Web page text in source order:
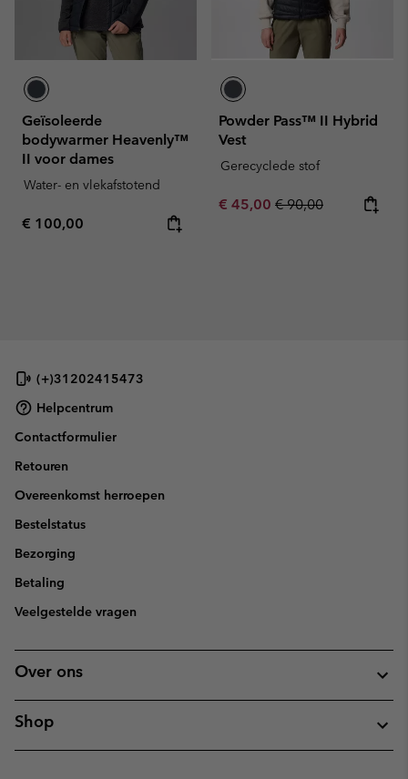
Geïsoleerde
bodywarmer Heavenly™
II voor dames
Water- en vlekafstotend
Regular price:
€ 100,00
Powder Pass™ II Hybrid
Vest
Gerecyclede stof
Sale price:
€ 45,00 Regular price:
€ 90,00
(+)31202415473
Helpcentrum
Contactformulier
Retouren
Overeenkomst herroepen
Bestelstatus
Bezorging
Betaling
Veelgestelde vragen
Over ons
Shop